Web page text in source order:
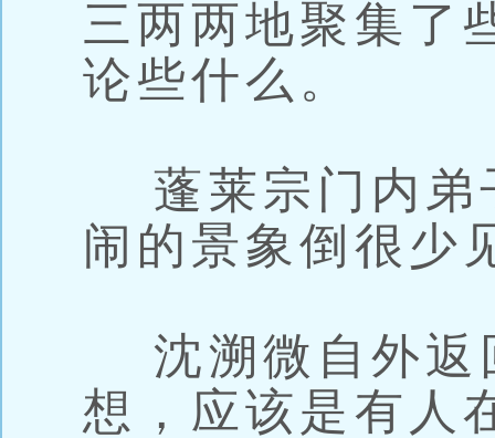
三两两地聚集了
论些什么。
蓬莱宗门内弟
闹的景象倒很少
沈溯微自外返
想，应该是有人